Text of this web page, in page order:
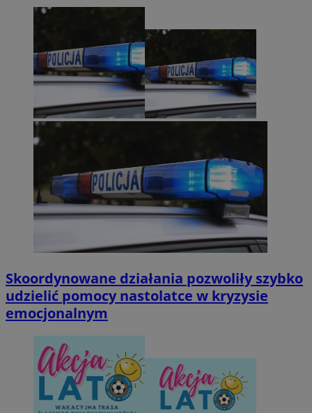
Skoordynowane działania pozwoliły szybko
udzielić pomocy nastolatce w kryzysie
emocjonalnym